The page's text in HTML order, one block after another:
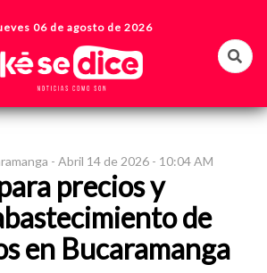
06 de agosto de 2026
-Abril 14 de 2026 - 10:04 AM
precios y
de
en Bucaramanga